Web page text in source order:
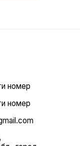
номер
номер